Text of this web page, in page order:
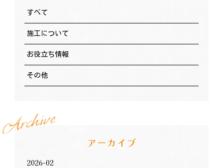
すべて
施工について
お役立ち情報
その他
Archive
アーカイブ
2026-02